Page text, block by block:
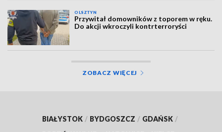
OLSZTYN
Przywitał domowników z toporem w ręku.
Do akcji wkroczyli kontrterroryści
ZOBACZ WIĘCEJ
BIAŁYSTOK / BYDGOSZCZ / GDAŃSK /